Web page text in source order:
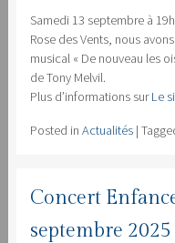
Samedi 13 septembre à
Rose des Vents, nous
musical « De nouveau les
de Tony Melvil.
Plus d’informations surLe
Posted in Actualités |
Concert
septembre 2025